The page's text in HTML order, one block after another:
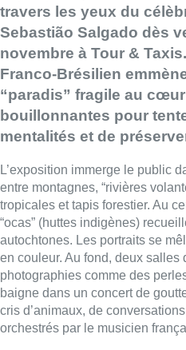
“ocas” (huttes indigènes)
autochtones. Les portraits se
en couleur. Au fond, deux salles
photographies comme des
baigne dans un concert de
cris d’animaux, de conversations
orchestrés par le musicien
■Reportage de Jeanne Pastre
Paris en 2021, puis
Zurich, Madrid ou encore
simultanément, México et
noir et blanc de l’exposition
À chaque étape, l’artiste
l’éclairage de ses photos et
comme ce jeudi au Shed 4 bis
intacte quand cet économiste de
passion aborde le “paradis”